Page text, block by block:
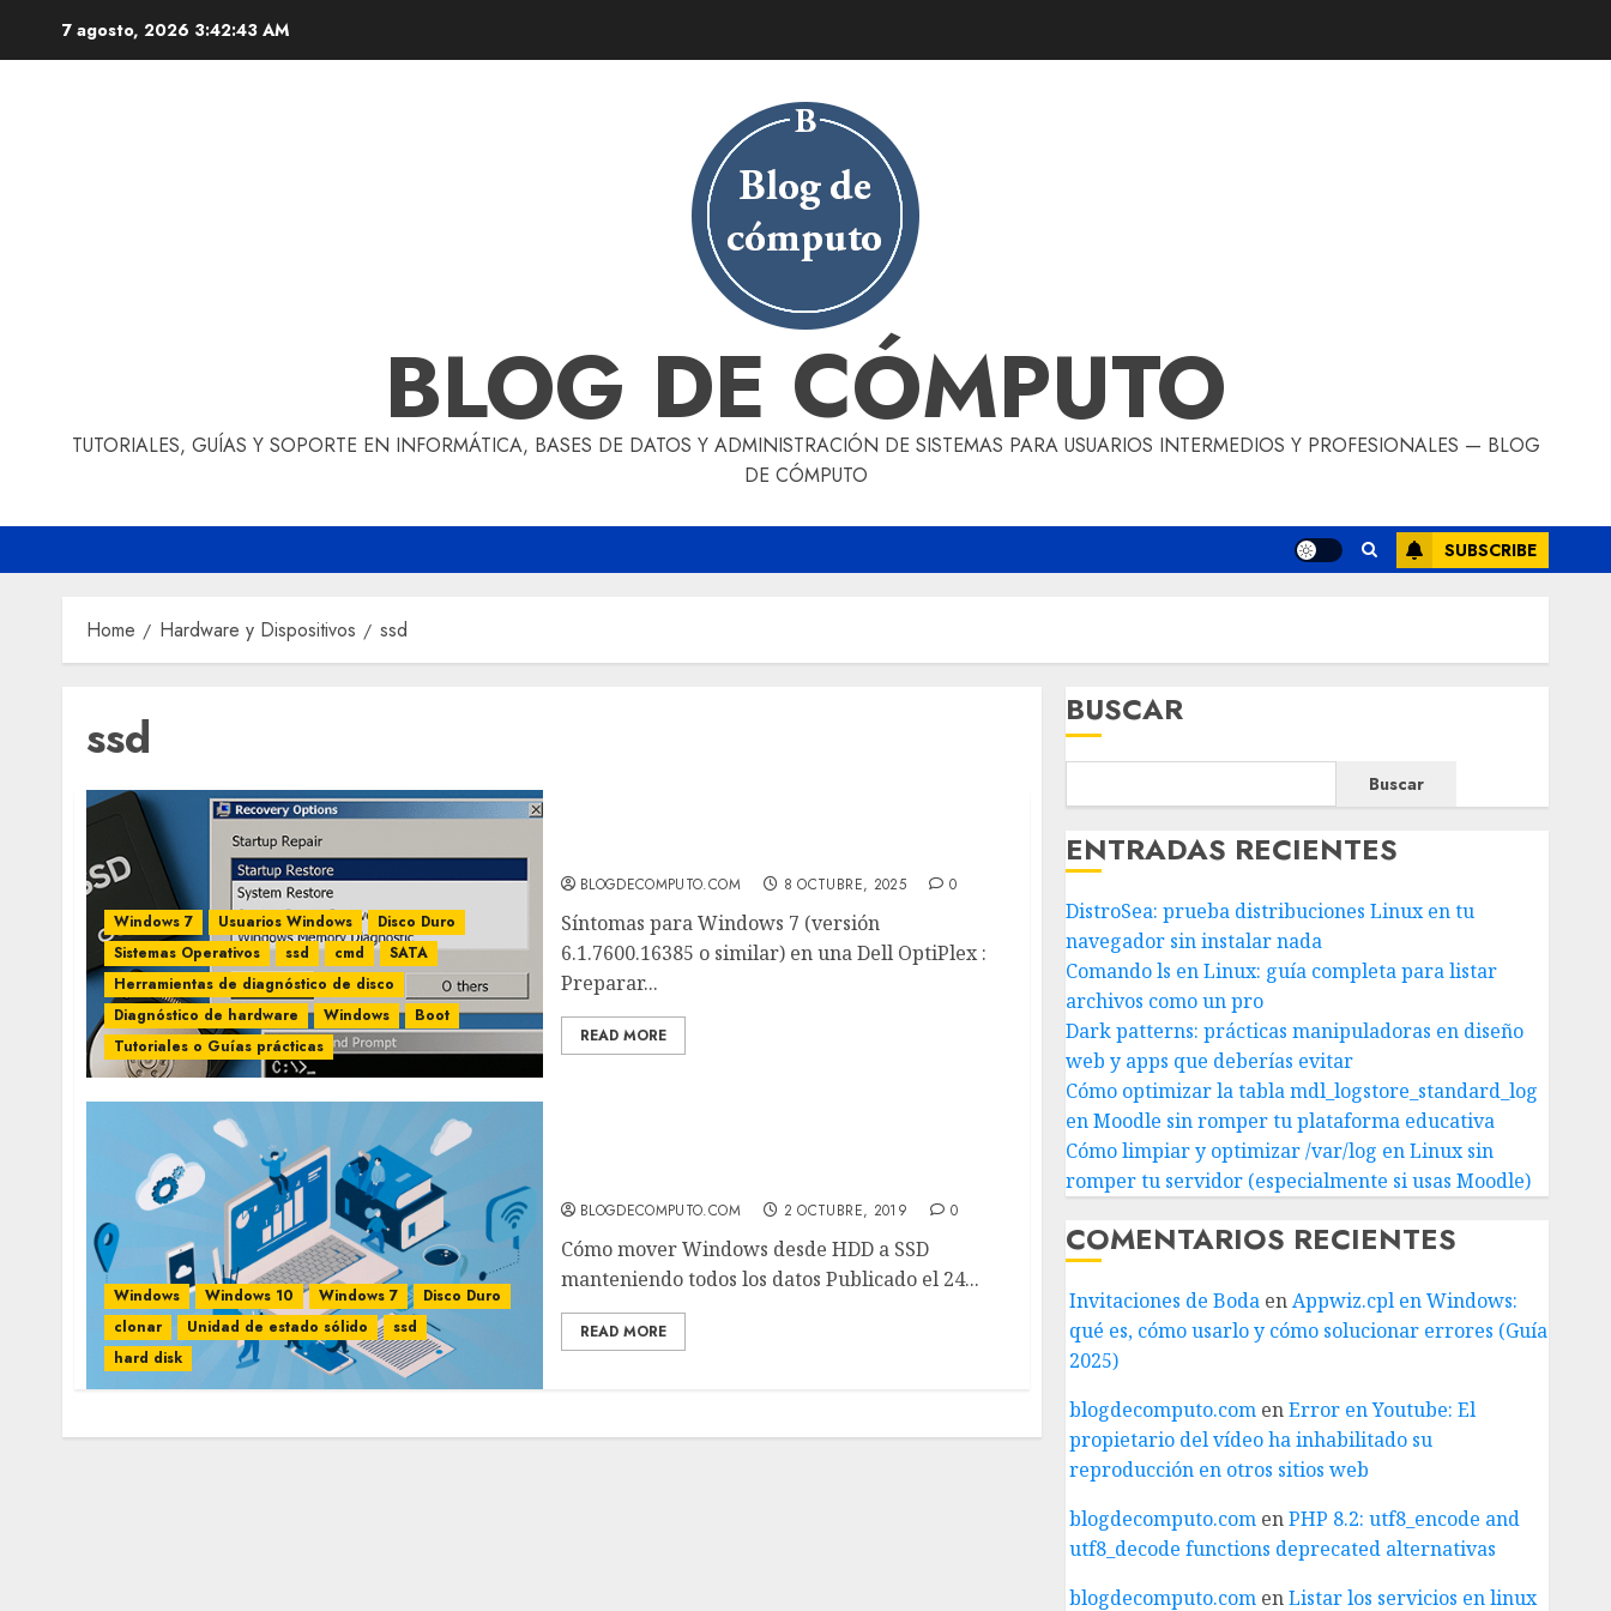
7 agosto, 2026 3:42:44 AM
BLOG DE CÓMPUTO
TUTORIALES, GUÍAS Y SOPORTE EN INFORMÁTICA, BASES DE DATOS Y ADMINISTRACIÓN DE SISTEMAS PARA USUARIOS INTERMEDIOS Y PROFESIONALES — BLOG
DE CÓMPUTO
SUBSCRIBE
Home Hardware y Dispositivos ssd
ssd
Windows 7 Usuarios Windows
Disco Duro
Sistemas Operativos
ssd cmd
SATA
Herramientas de diagnóstico de disco
Diagnóstico de hardware
Windows
Boot
Tutoriales o Guías prácticas
BLOGDECOMPUTO.COM 8 OCTUBRE, 2025 0
Síntomas para Windows 7 (versión
6.1.7600.16385 o similar) en una Dell OptiPlex :
Preparar...
READ MORE
Windows Windows 10 Windows 7
Disco Duro
clonar
Unidad de estado sólido
ssd
hard disk
BLOGDECOMPUTO.COM 2 OCTUBRE, 2019 0
Cómo mover Windows desde HDD a SSD
manteniendo todos los datos Publicado el 24...
READ MORE
BUSCAR
Buscar
ENTRADAS RECIENTES
DistroSea: prueba distribuciones Linux en tu
navegador sin instalar nada
Comando ls en Linux: guía completa para listar
archivos como un pro
Dark patterns: prácticas manipuladoras en diseño
web y apps que deberías evitar
Cómo optimizar la tabla mdl_logstore_standard_log
en Moodle sin romper tu plataforma educativa
Cómo limpiar y optimizar /var/log en Linux sin
romper tu servidor (especialmente si usas Moodle)
COMENTARIOS RECIENTES
Invitaciones de BodaenAppwiz.cpl en Windows:
qué es, cómo usarlo y cómo solucionar errores (Guía
2025)
blogdecomputo.comenError en Youtube: El
propietario del vídeo ha inhabilitado su
reproducción en otros sitios web
blogdecomputo.comenPHP 8.2: utf8_encode and
utf8_decode functions deprecated alternativas
blogdecomputo.comenListar los servicios en linux